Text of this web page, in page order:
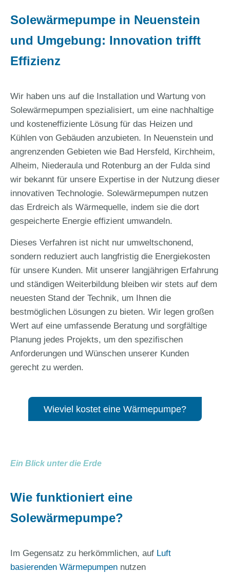
Solewärmepumpe in Neuenstein
und Umgebung: Innovation trifft
Effizienz
Wir haben uns auf die Installation und Wartung von
Solewärmepumpen spezialisiert, um eine nachhaltige
und kosteneffiziente Lösung für das Heizen und
Kühlen von Gebäuden anzubieten. In Neuenstein und
angrenzenden Gebieten wie Bad Hersfeld, Kirchheim,
Alheim, Niederaula und Rotenburg an der Fulda sind
wir bekannt für unsere Expertise in der Nutzung dieser
innovativen Technologie. Solewärmepumpen nutzen
das Erdreich als Wärmequelle, indem sie die dort
gespeicherte Energie effizient umwandeln.
Dieses Verfahren ist nicht nur umweltschonend,
sondern reduziert auch langfristig die Energiekosten
für unsere Kunden. Mit unserer langjährigen Erfahrung
und ständigen Weiterbildung bleiben wir stets auf dem
neuesten Stand der Technik, um Ihnen die
bestmöglichen Lösungen zu bieten. Wir legen großen
Wert auf eine umfassende Beratung und sorgfältige
Planung jedes Projekts, um den spezifischen
Anforderungen und Wünschen unserer Kunden
gerecht zu werden.
Wieviel kostet eine Wärmepumpe?
Ein Blick unter die Erde
Wie funktioniert eine
Solewärmepumpe?
Im Gegensatz zu herkömmlichen, auf Luft
basierenden Wärmepumpen nutzen